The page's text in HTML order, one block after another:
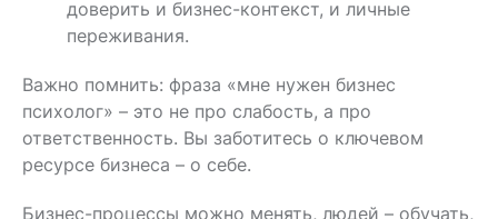
доверить и бизнес-контекст, и личные
переживания.
Важно помнить: фраза «мне нужен бизнес
психолог» – это не про слабость, а про
ответственность. Вы заботитесь о ключевом
ресурсе бизнеса – о себе.
Бизнес-процессы можно менять, людей – обучать,